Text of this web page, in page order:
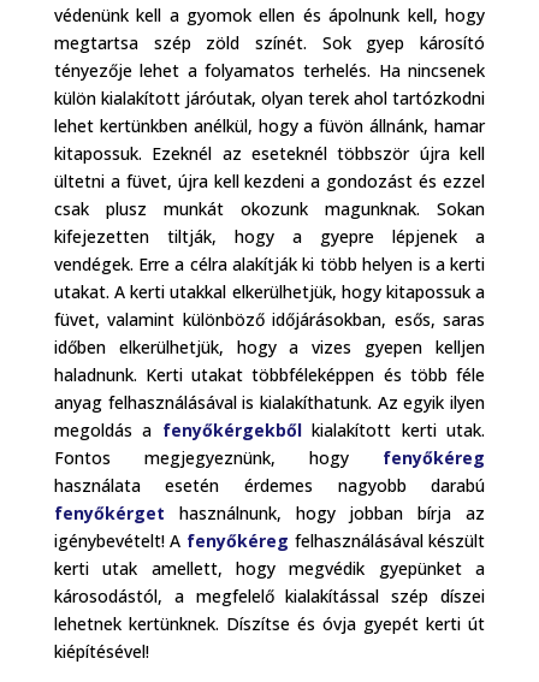
védenünk kell a gyomok ellen és ápolnunk kell, hogy
megtartsa szép zöld színét. Sok gyep károsító
tényezője lehet a folyamatos terhelés. Ha nincsenek
külön kialakított járóutak, olyan terek ahol tartózkodni
lehet kertünkben anélkül, hogy a füvön állnánk, hamar
kitapossuk. Ezeknél az eseteknél többször újra kell
ültetni a füvet, újra kell kezdeni a gondozást és ezzel
csak plusz munkát okozunk magunknak. Sokan
kifejezetten tiltják, hogy a gyepre lépjenek a
vendégek. Erre a célra alakítják ki több helyen is a kerti
utakat. A kerti utakkal elkerülhetjük, hogy kitapossuk a
füvet, valamint különböző időjárásokban, esős, saras
időben elkerülhetjük, hogy a vizes gyepen kelljen
haladnunk. Kerti utakat többféleképpen és több féle
anyag felhasználásával is kialakíthatunk. Az egyik ilyen
megoldás a fenyőkérgekbőlkialakított kerti utak.
Fontos megjegyeznünk, hogy fenyőkéreg
használata esetén érdemes nagyobb darabú
fenyőkérget használnunk, hogy jobban bírja az
igénybevételt! A fenyőkéreg felhasználásával készült
kerti utak amellett, hogy megvédik gyepünket a
károsodástól, a megfelelő kialakítással szép díszei
lehetnek kertünknek. Díszítse és óvja gyepét kerti út
kiépítésével!